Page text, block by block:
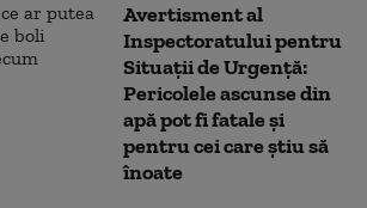
Avertisment al
Inspectoratului pentru
Situații de Urgență:
Pericolele ascunse din
apă pot fi fatale și
pentru cei care știu să
înoate